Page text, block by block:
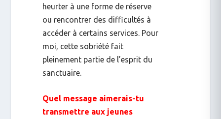
heurter à une forme de réserve
ou rencontrer des difficultés à
accéder à certains services. Pour
moi, cette sobriété fait
pleinement partie de l’esprit du
sanctuaire.
Quel message aimerais-tu
transmettre aux jeunes